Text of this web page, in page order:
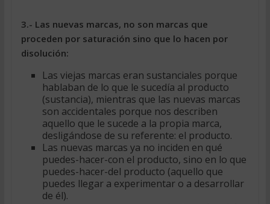
3.- Las nuevas marcas, no son marcas que
proceden por saturación sino que lo hacen por
disolución:
Las viejas marcas eran sustanciales porque
hablaban de lo que le sucedía al producto
(sustancia), mientras que las nuevas marcas
son accidentales porque nos describen
aquello que le sucede a la propia marca,
desligándose de su referente: el producto.
Las nuevas marcas ya no inciden en qué
puedes-hacer-con el producto, sino en lo que
puedes-hacer-del producto (aquello que
puedes llegar a experimentar o a desarrollar
de él).